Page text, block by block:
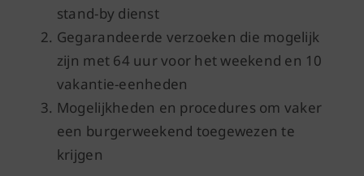
stand-by dienst
Gegarandeerde verzoeken die mogelijk
zijn met 64 uur voor het weekend en 10
vakantie-eenheden
Mogelijkheden en procedures om vaker
een burgerweekend toegewezen te
krijgen